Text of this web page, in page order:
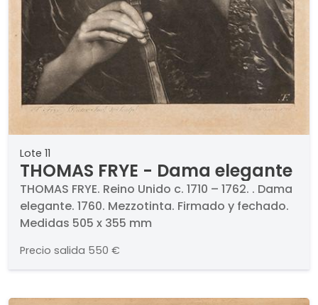
Lote 11
THOMAS FRYE - Dama elegante
THOMAS FRYE. Reino Unido c. 1710 – 1762. . Dama
elegante. 1760. Mezzotinta. Firmado y fechado.
Medidas 505 x 355 mm
Precio salida 550 €